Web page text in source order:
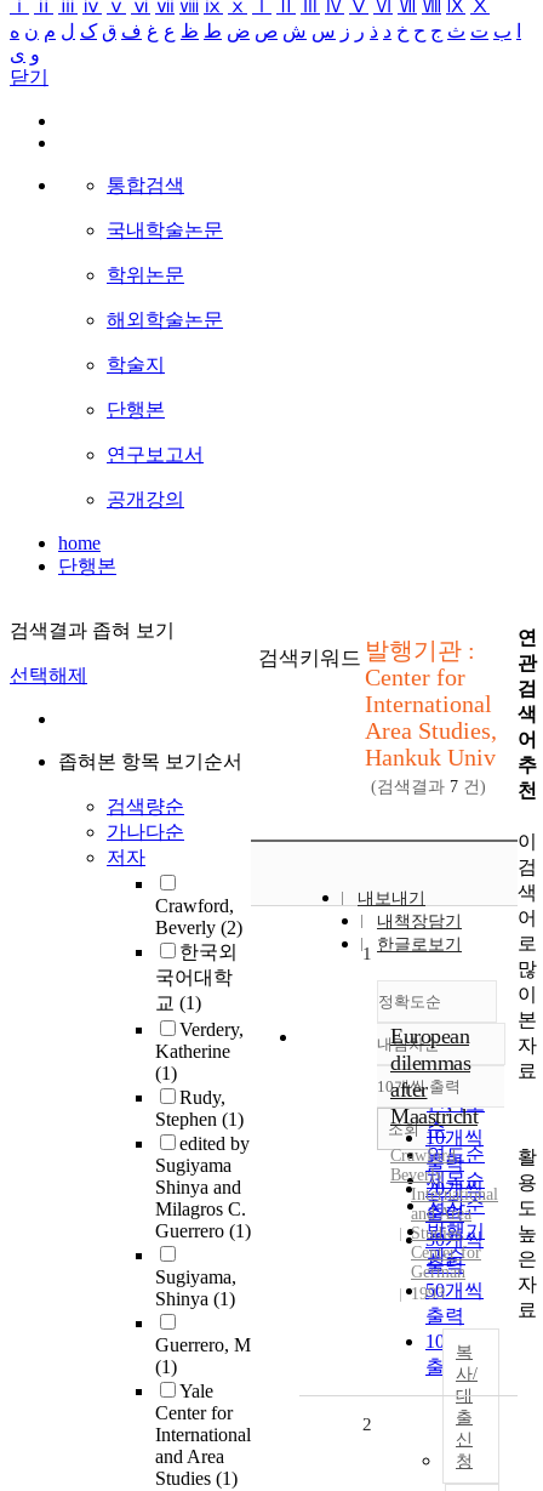
ⅰ
ⅱ ⅲ ⅳ ⅴ ⅵ ⅶ ⅷ ⅸ ⅹ Ⅳ Ⅴ Ⅵ Ⅶ Ⅷ Ⅸ Ⅹ
ب ت ث ج ح خ د ذ ر ز س ش ص ض ط ظ ع غ ف ق ک ل م ن ه
و ی
닫기
통합검색
국내학술논문
학위논문
해외학술논문
학술지
단행본
연구보고서
공개강의
home
단행본
검색결과 좁혀 보기
선택해제
좁혀본 항목 보기순서
검색량순
가나다순
저자
Crawford,
Beverly (2)
한국외
국어대학
교 (1)
Verdery,
Katherine
(1)
Rudy,
Stephen (1)
edited by
Sugiyama
Shinya and
Milagros C.
Guerrero (1)
Sugiyama,
Shinya (1)
Guerrero, M
(1)
Yale
Center for
International
and Area
Studies (1)
검색키워드 발행기관 :
Center for
International
Area Studies,
Hankuk Univ
(검색결과 7 건)
내보내기
내책장담기
한글로보기
정확도순
정확도
순
인기도
순
연도순
제목순
저자순
발행기
관순
내림차순
내림차순
10개씩 출력
10개씩
출력
20개씩
출력
30개씩
출력
50개씩
출력
100개씩
출력
조회
1
European
dilemmas
after
Maastricht
Crawford,
Beverly
International
and Area
Studies,
Center for
German
1993
복
사/
대
출
신
청
2
연
관
검
색
어
추
천
이
검
색
어
로
많
이
본
자
료
활
용
도
높
은
자
료